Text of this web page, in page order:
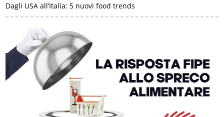
Dagli USA all’Italia: 5 nuovi food trends